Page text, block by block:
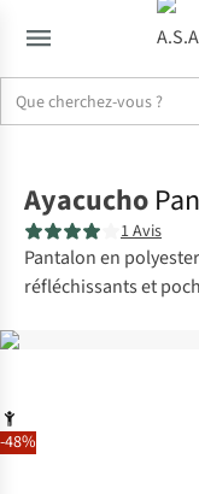
-48%
Ayacucho
1 Avis
Pantalon en
réfléchissants et